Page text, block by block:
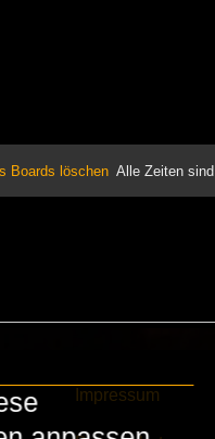
Alle Zeiten sind
Boards löschen
Impressum